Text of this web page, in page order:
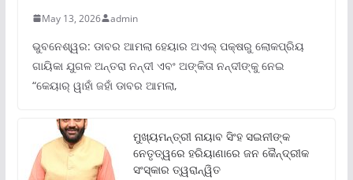
May 13, 2026 admin
ଭୁବନେଶ୍ୱର: ଡାବର ଆମଲା ହେୟାର ଅଏଲ୍ ପକ୍ଷରୁ ଲୋକପ୍ରିୟ
ଗାୟିକା ଯୁଗଳ ଅନ୍ତରା ନନ୍ଦୀ ଏବଂ ଅଙ୍କିତା ନନ୍ଦୀଙ୍କୁ ନେଇ
“କେୟାର୍ ୱାହାଁ ଜହାଁ ଡାବର ଆମଲା,
ମୁଖ୍ୟମନ୍ତ୍ରୀ ନାୟାବ ସିଂହ ସଇନୀଙ୍କ
ନେତୃତ୍ୱରେ ହରିୟାଣାରେ ଜନ କୈନ୍ଦ୍ରୀକ
ସଂସ୍କାର ତ୍ୱରାନ୍ୱିତ